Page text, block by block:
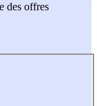
des offres